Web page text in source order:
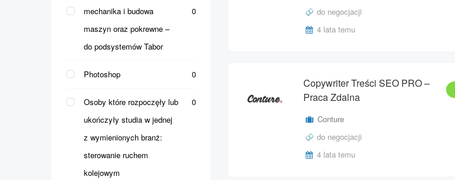
mechanika i budowa
maszyn oraz pokrewne –
do podsystemów Tabor
0
Photoshop 0
Osoby które rozpoczęły lub
ukończyły studia w jednej
z wymienionych branż:
sterowanie ruchem
kolejowym
0
do negocjacji
4 lata temu
Copywriter Treści SEO PRO –
Praca Zdalna
Conture
do negocjacji
4 lata temu